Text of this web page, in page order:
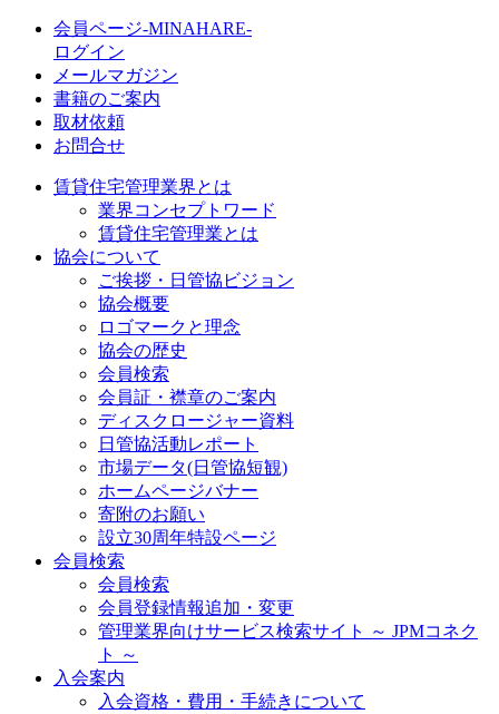
会員ページ-MINAHARE-
ログイン
メールマガジン
書籍のご案内
取材依頼
お問合せ
賃貸住宅管理業界とは
業界コンセプトワード
賃貸住宅管理業とは
協会について
ご挨拶・日管協ビジョン
協会概要
ロゴマークと理念
協会の歴史
会員検索
会員証・襟章のご案内
ディスクロージャー資料
日管協活動レポート
市場データ(日管協短観)
ホームページバナー
寄附のお願い
設立30周年特設ページ
会員検索
会員検索
会員登録情報追加・変更
管理業界向けサービス検索サイト ～ JPMコネク
ト ～
入会案内
入会資格・費用・手続きについて